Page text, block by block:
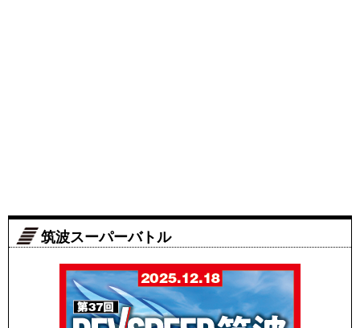
筑波スーパーバトル